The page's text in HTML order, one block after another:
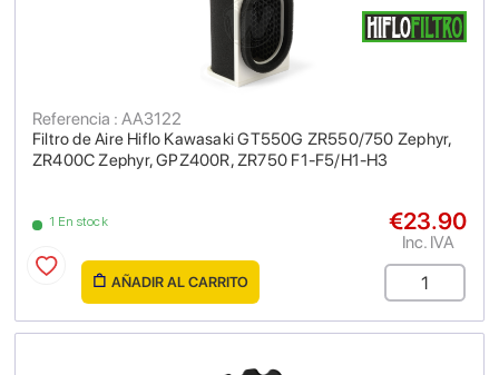
Filtro de Aire Hiflo Kawasaki GT550G ZR550/750 Zephyr,
ZR400C Zephyr, GPZ400R, ZR750 F1-F5/H1-H3
Referencia : AA3122
1 En stock €23.90
Inc. IVA
AÑADIR AL CARRITO